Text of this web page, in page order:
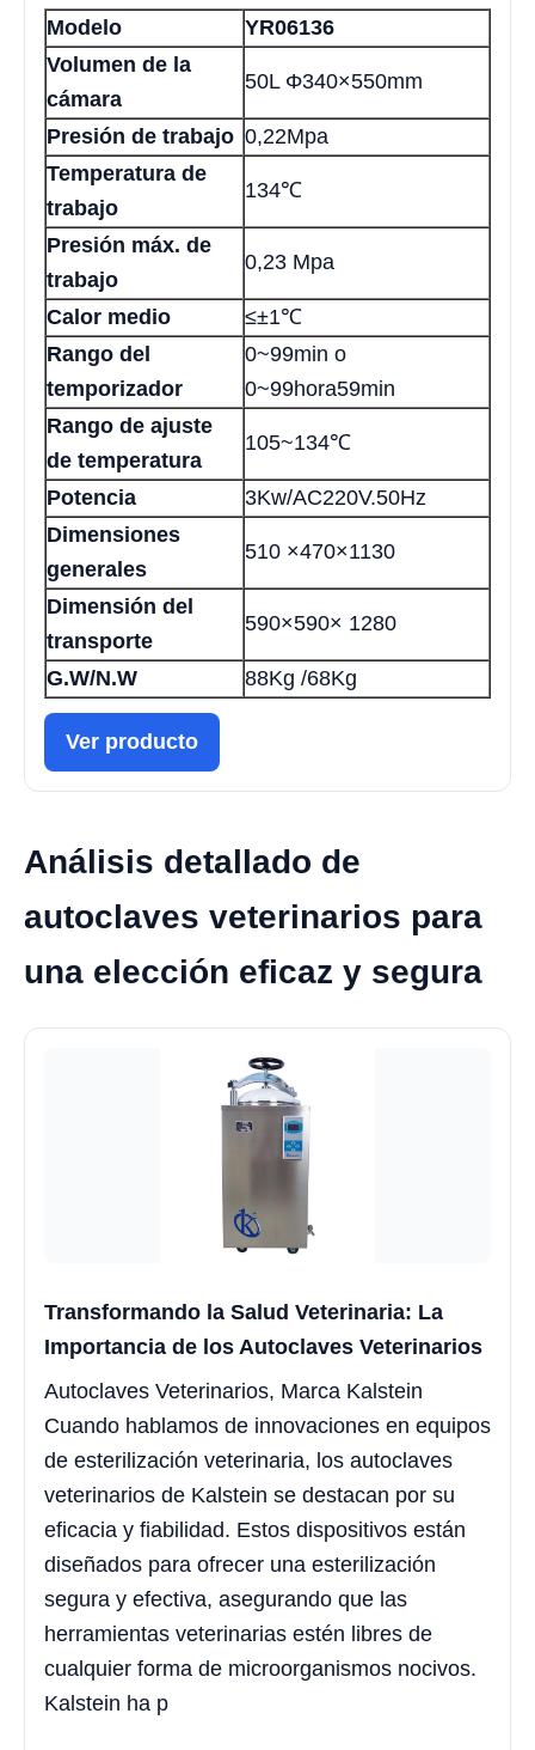
Modelo
YR06136
Volumen de la
cámara
50L Φ340×550mm
Presión de trabajo 0,22Mpa
Temperatura de
trabajo
134℃
Presión máx. de
trabajo
0,23 Mpa
Calor medio
≤±1℃
Rango del
temporizador
0~99min o
0~99hora59min
Rango de ajuste
de temperatura
105~134℃
Potencia
3Kw/AC220V.50Hz
Dimensiones
generales
510 ×470×1130
Dimensión del
transporte
590×590× 1280
G.W/N.W 88Kg /68Kg
Ver producto
Análisis detallado de
autoclaves veterinarios para
una elección eficaz y segura
Transformando la Salud Veterinaria: La
Importancia de los Autoclaves Veterinarios
Autoclaves Veterinarios, Marca Kalstein
Cuando hablamos de innovaciones en equipos
de esterilización veterinaria, los autoclaves
veterinarios de Kalstein se destacan por su
eficacia y fiabilidad. Estos dispositivos están
diseñados para ofrecer una esterilización
segura y efectiva, asegurando que las
herramientas veterinarias estén libres de
cualquier forma de microorganismos nocivos.
Kalstein ha p